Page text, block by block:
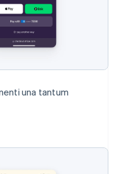
una tantum